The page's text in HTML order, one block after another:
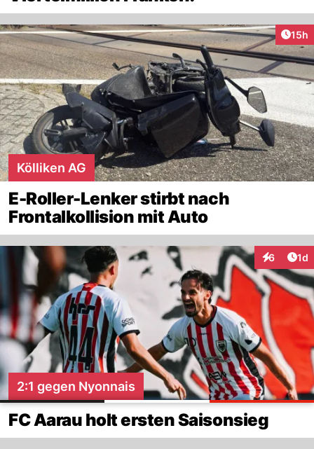
15h
Kölliken AG
E-Roller-Lenker stirbt nach
Frontalkollision mit Auto
6 1d
2:1 gegen Nyonnais
FC Aarau holt ersten Saisonsieg